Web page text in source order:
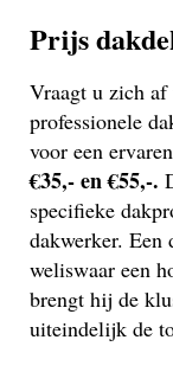
Prijs
Vraagt u zich
professionele
voor een
€35,- en €55,-.
specifieke
dakwerker. Een
weliswaar een
brengt hij de
uiteindelijk de